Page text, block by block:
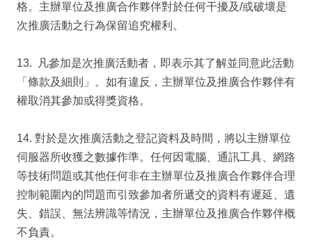
格。主辦單位及推廣合作夥伴對於任何干擾及/或破壞是
次推廣活動之行為保留追究權利。
13. 凡參加是次推廣活動者，即表示其了解並同意此活動
「條款及細則」。如有違反，主辦單位及推廣合作夥伴有
權取消其參加或得獎資格。
14. 對於是次推廣活動之登記資料及時間，將以主辦單位
伺服器所收獲之數據作準。任何因電腦、通訊工具、網路
等技術問題或其他任何非在主辦單位及推廣合作夥伴合理
控制範圍內的問題而引致參加者所遞交的資料有遲延、遺
失、錯誤、無法辨識等情況，主辦單位及推廣合作夥伴概
不負責。